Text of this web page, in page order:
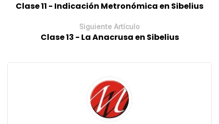
Clase 11 - Indicación Metronómica en Sibelius
Siguiente Artículo
Clase 13 - La Anacrusa en Sibelius